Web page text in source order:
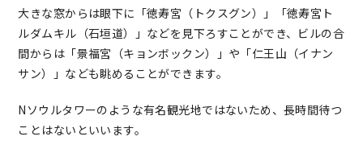
大きな窓からは眼下に「徳寿宮（トクスグン）」「徳寿宮ト
ルダムキル（石垣道）」などを見下ろすことができ、ビルの合
間からは「景福宮（キョンボックン）」や「仁王山（イナン
サン）」なども眺めることができます。
Nソウルタワーのような有名観光地ではないため、長時間待つ
ことはないといいます。